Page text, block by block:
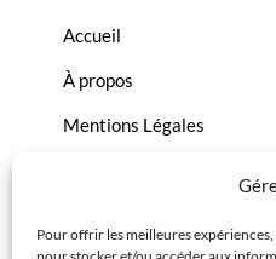
Pour offrir les meilleures
Accueil
À propos
Mentions Légales